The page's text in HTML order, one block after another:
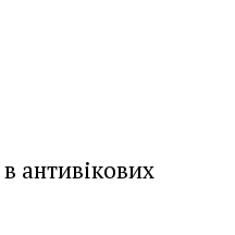
антивікових